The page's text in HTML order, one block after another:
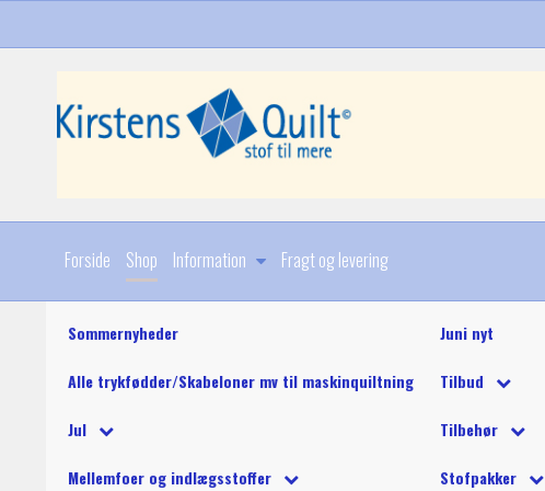
Forside Shop Information Fragt og levering
Sommernyheder Juni nyt
Alle trykfødder/Skabeloner mv til maskinquiltning
Tilbud
Diverse tilbud
Jul
Julebøger og mønstre
Tilbehør
Diverse tilbehør
King Tut maskinquiltetråd
Mellemfoer og indlægsstoffer
Stofpakker